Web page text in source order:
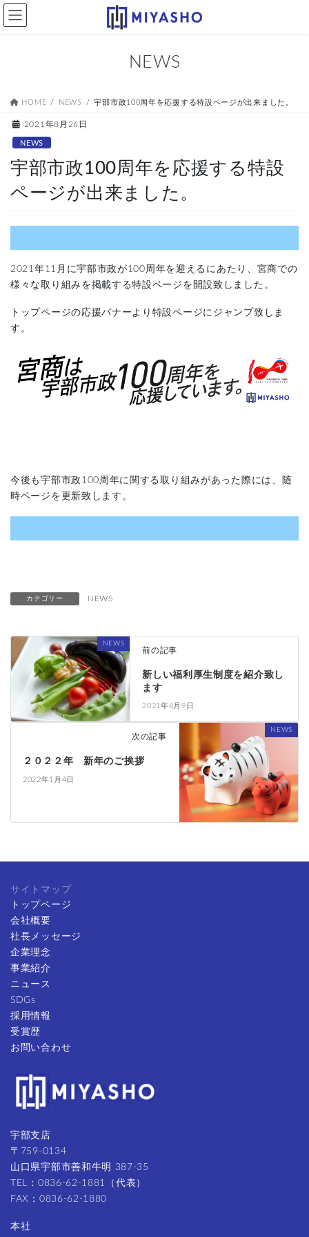
コ
ン
ナ
ビ
NEWS
HOME NEWS 宇部市政100周年を応援する特設ページが出来ました。
2021年8月26日
NEWS
宇部市政100周年を応援する特設
ページが出来ました。
2021年11月に宇部市政が100周年を迎えるにあたり、宮商での
様々な取り組みを掲載する特設ページを開設致しました。
トップページの応援バナーより特設ページにジャンプ致しま
す。
今後も宇部市政100周年に関する取り組みがあった際には、随
時ページを更新致します。
カテゴリー NEWS
NEWS
前の記事
新しい福利厚生制度を紹介致し
ます
2021年8月9日
NEWS
次の記事
２０２２年 新年のご挨拶
2022年1月4日
サイトマップ
トップページ
会社概要
社長メッセージ
企業理念
事業紹介
ニュース
SDGs
採用情報
受賞歴
お問い合わせ
宇部支店
〒759-0134
山口県宇部市善和牛明 387-35
TEL：0836-62-1881（代表）
FAX：0836-62-1880
本社